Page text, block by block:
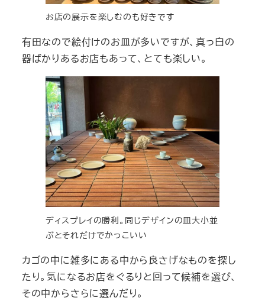
お店の展示を楽しむのも好きです
有田なので絵付けのお皿が多いですが、真っ白の
器ばかりあるお店もあって、とても楽しい。
ディスプレイの勝利。同じデザインの皿大小並
ぶとそれだけでかっこいい
カゴの中に雑多にある中から良さげなものを探し
たり。気になるお店をぐるりと回って候補を選び、
その中からさらに選んだり。